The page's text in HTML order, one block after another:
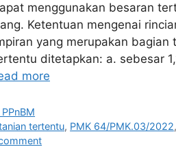
menggunakan besaran
Ketentuan mengenai
yang merupakan
ditetapkan: a. sebesar
more
tertentu, PMK 64/PMK.03/2022,